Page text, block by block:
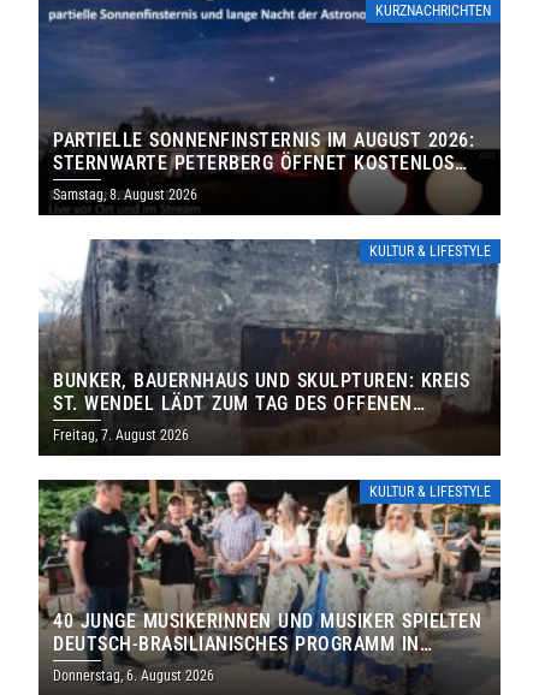
KURZNACHRICHTEN
PARTIELLE SONNENFINSTERNIS IM AUGUST 2026:
STERNWARTE PETERBERG ÖFFNET KOSTENLOS
IHRE TORE
Samstag, 8. August 2026
KULTUR & LIFESTYLE
BUNKER, BAUERNHAUS UND SKULPTUREN: KREIS
ST. WENDEL LÄDT ZUM TAG DES OFFENEN
DENKMALS EIN
Freitag, 7. August 2026
KULTUR & LIFESTYLE
40 JUNGE MUSIKERINNEN UND MUSIKER SPIELTEN
DEUTSCH-BRASILIANISCHES PROGRAMM IN
THOLEY
Donnerstag, 6. August 2026